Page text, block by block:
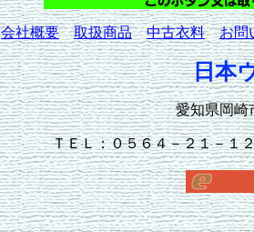
会社概要 取扱商品 中古衣料 お問
日本
愛知県岡崎
ＴＥＬ：０５６４－２１－１